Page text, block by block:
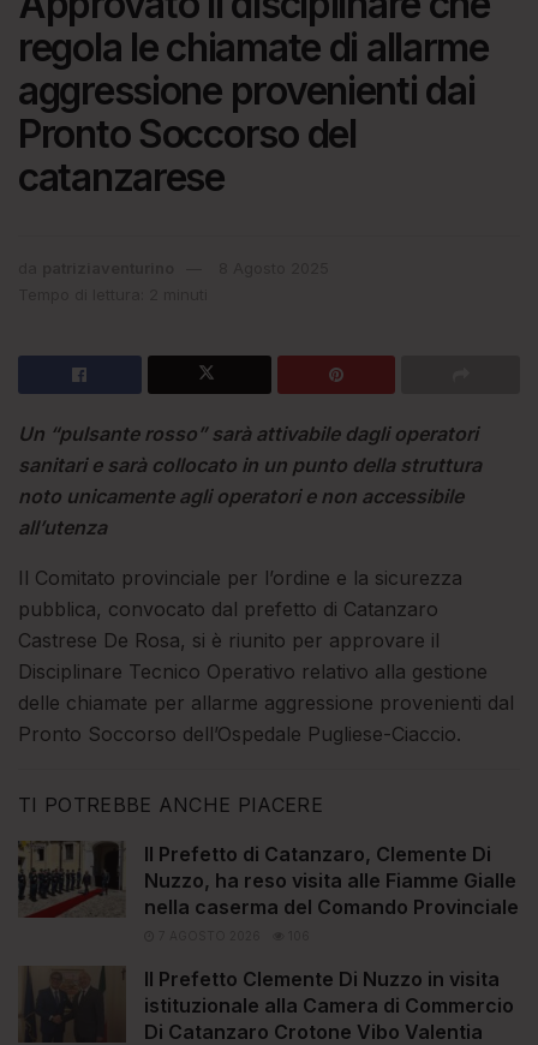
regola le chiamate di allarme
aggressione provenienti dai
Pronto Soccorso del
catanzarese
Un “pulsante rosso” sarà attivabile dagli operatori
sanitari e sarà collocato in un punto della struttura
noto unicamente agli operatori e non accessibile
all’utenza
Il Comitato provinciale per l’ordine e la sicurezza
pubblica, convocato dal prefetto di Catanzaro
Castrese De Rosa, si è riunito per approvare il
Disciplinare Tecnico Operativo relativo alla gestione
delle chiamate per allarme aggressione provenienti dal
Pronto Soccorso dell’Ospedale Pugliese-Ciaccio.
TI POTREBBE ANCHE PIACERE
Il Prefetto di Catanzaro, Clemente Di
Nuzzo, ha reso visita alle Fiamme Gialle
nella caserma del Comando Provinciale
Il Prefetto Clemente Di Nuzzo in visita
istituzionale alla Camera di Commercio
Di Catanzaro Crotone Vibo Valentia